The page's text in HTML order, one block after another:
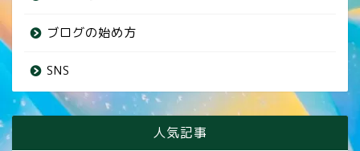
ブログの始め方
SNS
人気記事